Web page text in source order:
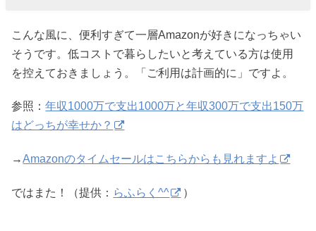
こんな風に、便利すぎて一層Amazonが好きになっちゃい
そうです。低コストで暮らしたいと考えている方は使用
を控えておきましょう。「ご利用は計画的に」ですよ。
参照：年収1000万で支出1000万と年収300万で支出150万
はどっちが幸せか？
→Amazonのタイムセールはこちらからも見れますよ
ではまた！（提供： らふらく^^ ）